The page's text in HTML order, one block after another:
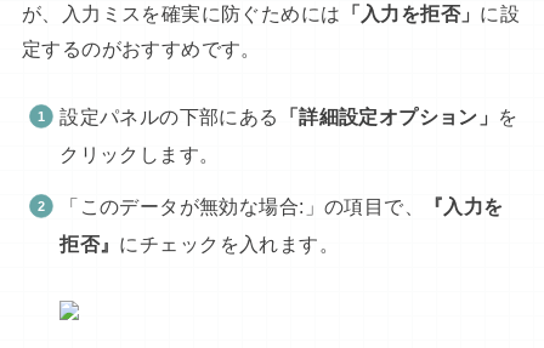
が、入力ミスを確実に防ぐためには 「入力を拒否」 に設
定するのがおすすめです。
設定パネルの下部にある 「詳細設定オプション」 を
クリックします。
「このデータが無効な場合:」の項目で、
『入力を
拒否』 にチェックを入れます。